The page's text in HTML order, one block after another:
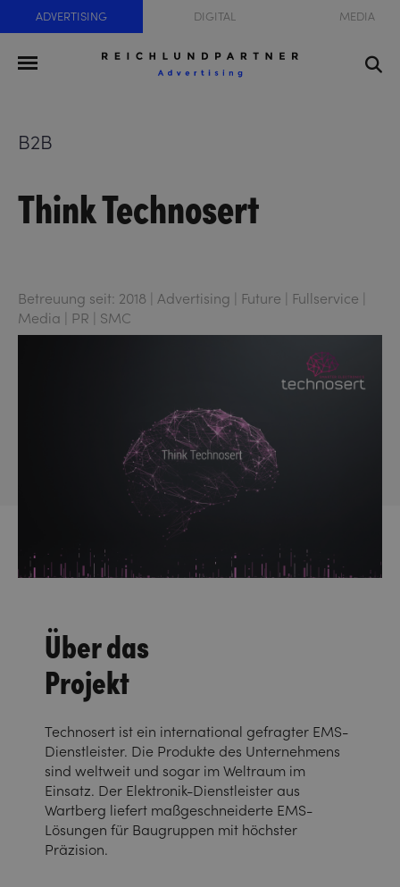
ADVERTISING DIGITAL MEDIA
B2B
Think Technosert
Betreuung seit: 2018 | Advertising | Future | Fullservice |
Media | PR | SMC
Über das
Projekt
Technosert ist ein international gefragter EMS-
Dienstleister. Die Produkte des Unternehmens
sind weltweit und sogar im Weltraum im
Einsatz. Der Elektronik-Dienstleister aus
Wartberg liefert maßgeschneiderte EMS-
Lösungen für Baugruppen mit höchster
Präzision.